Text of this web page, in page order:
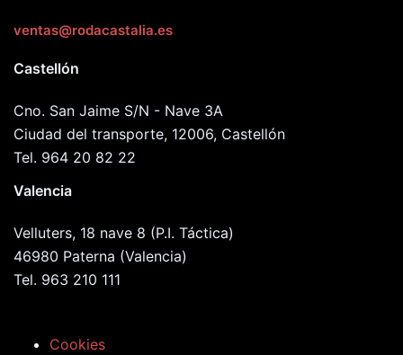
ventas@rodacastalia.es
Castellón
Cno. San Jaime S/N - Nave 3A
Ciudad del transporte, 12006, Castellón
Tel. 964 20 82 22
Valencia
Velluters, 18 nave 8 (P.I. Táctica)
46980 Paterna (Valencia)
Tel. 963 210 111
Cookies